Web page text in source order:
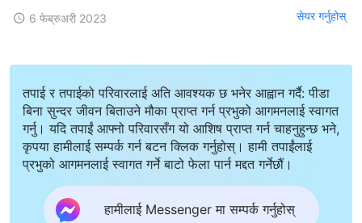
6 फेब्रुअरी 2023 सेयर गर्नुहोस्
तपाई र तपाईको परिवारलाई अति आवश्यक छ भनेर आह्वान गर्दै: पीडा
बिना सुन्दर जीवन बिताउने मौका प्राप्त गर्न प्रभुको आगमनलाई स्वागत
गर्नु। यदि तपाईं आफ्नो परिवारसँग यो आशिष प्राप्त गर्न चाहनुहुन्छ भने,
कृपया हामीलाई सम्पर्क गर्न बटन क्लिक गर्नुहोस्। हामी तपाईंलाई
प्रभुको आगमनलाई स्वागत गर्ने बाटो फेला पार्न मद्दत गर्नेछौं।
हामीलाई Messenger मा सम्पर्क गर्नुहोस्